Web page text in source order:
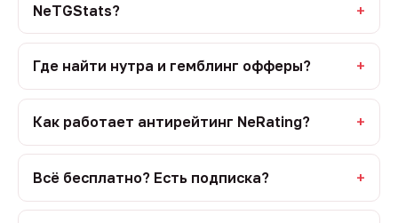
NeTGStats?
Где найти нутра и гемблинг офферы?
Как работает антирейтинг NeRating?
Всё бесплатно? Есть подписка?